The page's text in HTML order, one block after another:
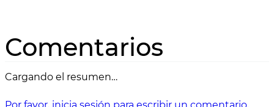
Estufa Eléctrica, Estufa de Gas,
Comentarios
Cargando el resumen…
Por favor, inicia sesión para escribir un comentario.